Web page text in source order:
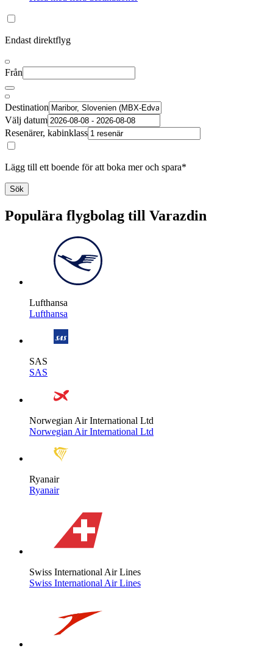
Endast direktflyg
Från
Destination
Välj datum
Resenärer, kabinklass
Lägg till ett boende för att boka mer och spara*
Sök
Populära flygbolag till Varazdin
Lufthansa
Lufthansa
SAS
SAS
Norwegian Air International Ltd
Norwegian Air International Ltd
Ryanair
Ryanair
Swiss International Air Lines
Swiss International Air Lines